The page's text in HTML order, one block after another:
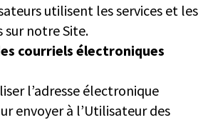
utilisent les services et les
sur notre Site.
courriels électroniques
l’adresse électronique
envoyer à l’Utilisateur des